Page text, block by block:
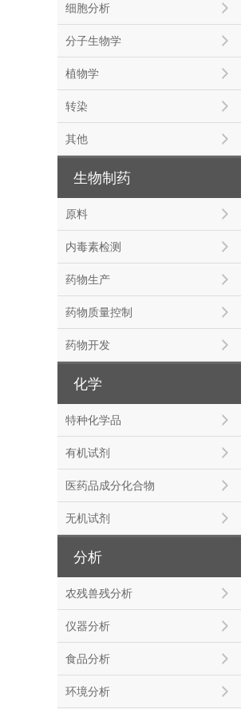
细胞分析
分子生物学
植物学
转染
其他
生物制药
原料
内毒素检测
药物生产
药物质量控制
药物开发
化学
特种化学品
有机试剂
医药品成分化合物
无机试剂
分析
农残兽残分析
仪器分析
食品分析
环境分析